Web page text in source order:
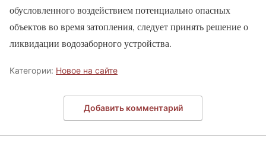
обусловленного воздействием потенциально опасных
объектов во время затопления, следует принять решение о
ликвидации водозаборного устройства.
Категории: Новое на сайте
Добавить комментарий